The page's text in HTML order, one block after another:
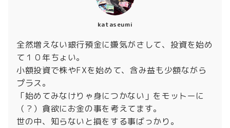
kataseumi
全然増えない銀行預金に嫌気がさして、投資を始め
て１０年ちょい。
小額投資で株やFXを始めて、含み益も少額ながら
プラス。
「始めてみなけりゃ身につかない」をモットーに
（？）貪欲にお金の事を考えてます。
世の中、知らないと損をする事ばっかり。